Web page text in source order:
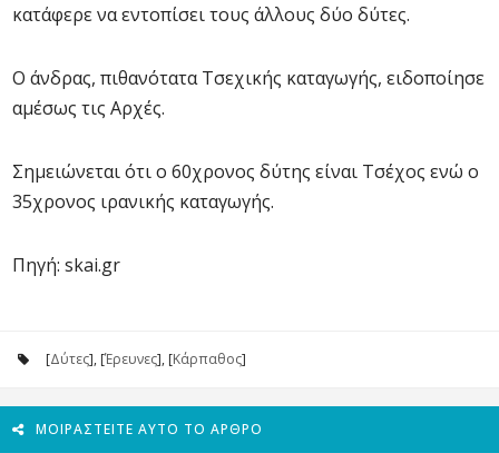
κατάφερε να εντοπίσει τους άλλους δύο δύτες.
Ο άνδρας, πιθανότατα Τσεχικής καταγωγής, ειδοποίησε
αμέσως τις Αρχές.
Σημειώνεται ότι ο 60χρονος δύτης είναι Τσέχος ενώ ο
35χρονος ιρανικής καταγωγής.
Πηγή: skai.gr
[Δύτες], [Έρευνες], [Κάρπαθος]
ΜΟΙΡΑΣΤΕΊΤΕ ΑΥΤΌ ΤΟ ΆΡΘΡΟ